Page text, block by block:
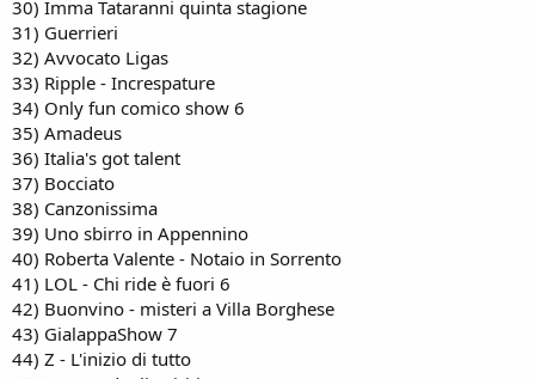
30) Imma Tataranni quinta stagione
31) Guerrieri
32) Avvocato Ligas
33) Ripple - Increspature
34) Only fun comico show 6
35) Amadeus
36) Italia's got talent
37) Bocciato
38) Canzonissima
39) Uno sbirro in Appennino
40) Roberta Valente - Notaio in Sorrento
41) LOL - Chi ride è fuori 6
42) Buonvino - misteri a Villa Borghese
43) GialappaShow 7
44) Z - L'inizio di tutto